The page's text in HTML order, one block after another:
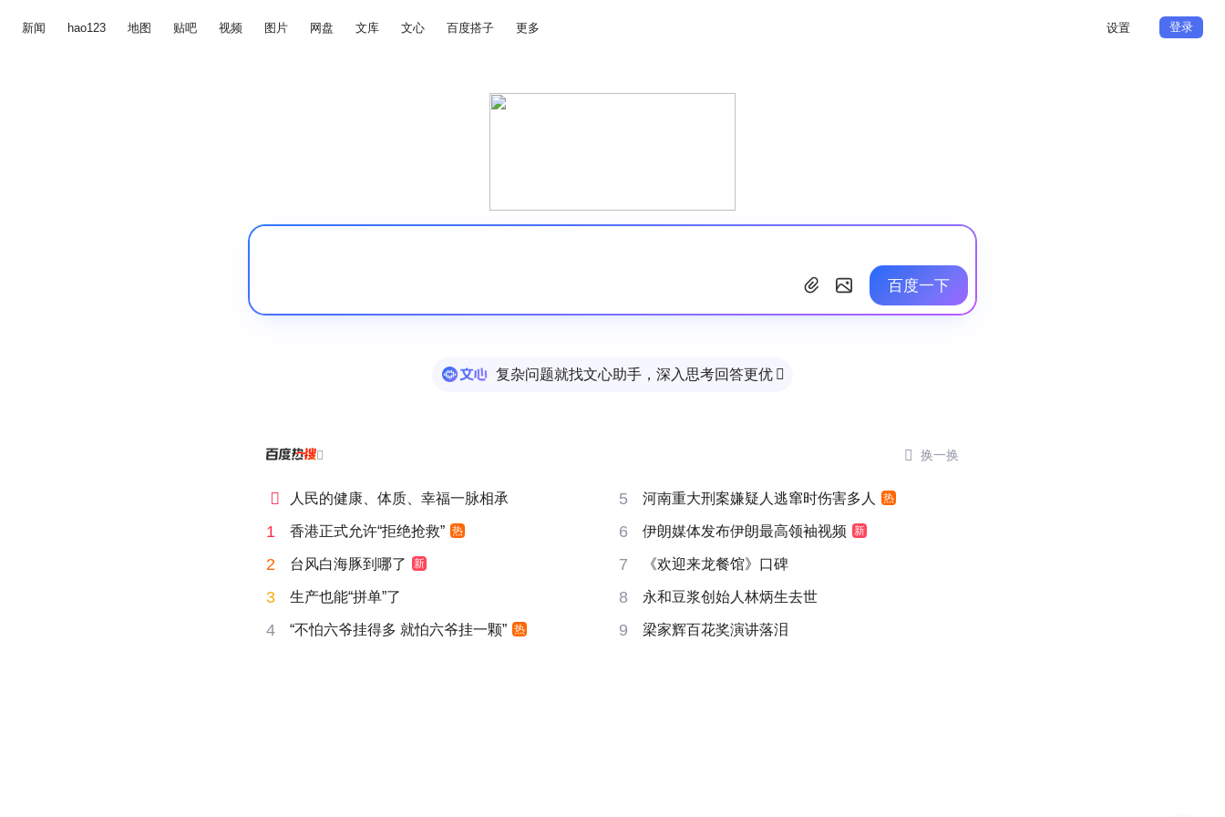
新闻 hao123 地图 贴吧 视频 图片 网盘 文库 文心 百度搭子 更多 设置 登录
百度一下
复杂问题就找文心助手，深入思考回答更优 
  换一换
 人民的健康、体质、幸福一脉相承 5 河南重大刑案嫌疑人逃窜时伤害多人 热
1 香港正式允许“拒绝抢救” 热 6 伊朗媒体发布伊朗最高领袖视频 新
2 台风白海豚到哪了 新 7 《欢迎来龙餐馆》口碑
3 生产也能“拼单”了 8 永和豆浆创始人林炳生去世
4 “不怕六爷挂得多 就怕六爷挂一颗” 热 9 梁家辉百花奖演讲落泪